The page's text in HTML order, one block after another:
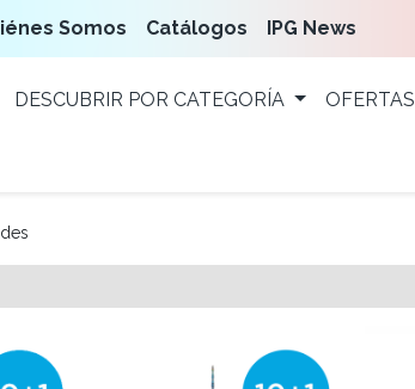
Somos Catálogos IPG News
DESCUBRIR POR CATEGORÍA OFERTAS